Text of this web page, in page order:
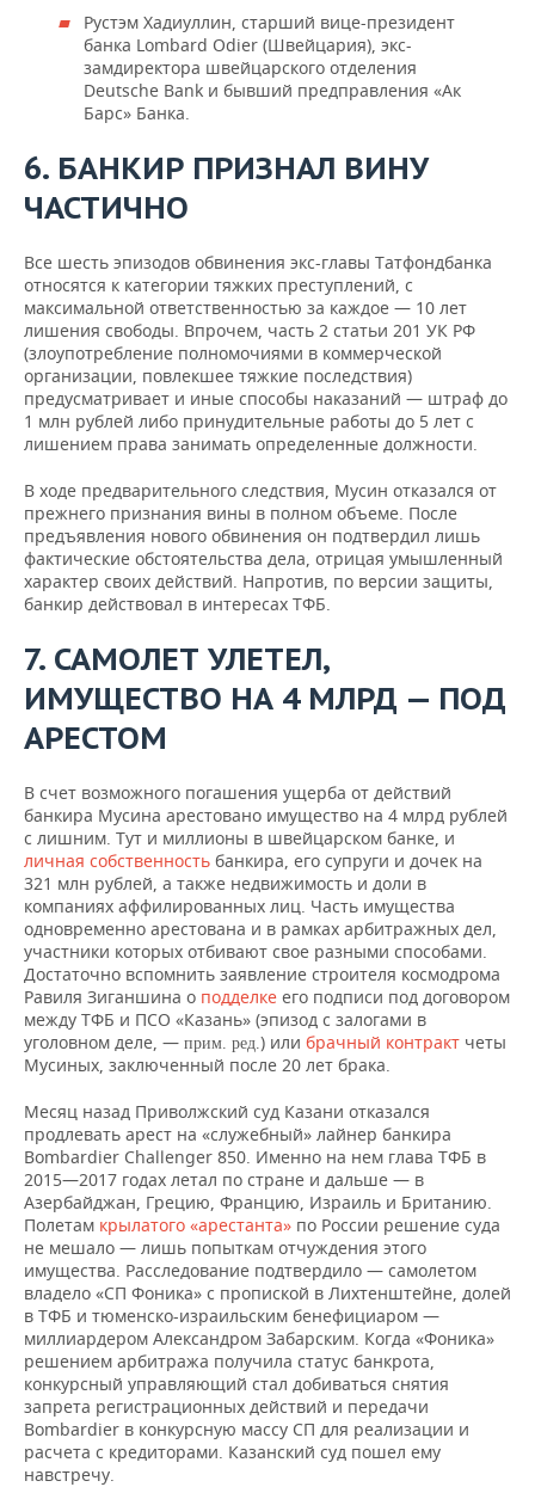
Рустэм Хадиуллин, старший вице-президент
банка Lombard Odier (Швейцария), экс-
замдиректора швейцарского отделения
Deutsche Bank и бывший предправления «Ак
Барс» Банка.
6. БАНКИР ПРИЗНАЛ ВИНУ
ЧАСТИЧНО
Все шесть эпизодов обвинения экс-главы Татфондбанка
относятся к категории тяжких преступлений, с
максимальной ответственностью за каждое — 10 лет
лишения свободы. Впрочем, часть 2 статьи 201 УК РФ
(злоупотребление полномочиями в коммерческой
организации, повлекшее тяжкие последствия)
предусматривает и иные способы наказаний — штраф до
1 млн рублей либо принудительные работы до 5 лет с
лишением права занимать определенные должности.
В ходе предварительного следствия, Мусин отказался от
прежнего признания вины в полном объеме. После
предъявления нового обвинения он подтвердил лишь
фактические обстоятельства дела, отрицая умышленный
характер своих действий. Напротив, по версии защиты,
банкир действовал в интересах ТФБ.
7. САМОЛЕТ УЛЕТЕЛ,
ИМУЩЕСТВО НА 4 МЛРД — ПОД
АРЕСТОМ
В счет возможного погашения ущерба от действий
банкира Мусина арестовано имущество на 4 млрд рублей
с лишним. Тут и миллионы в швейцарском банке, и
личная собственность банкира, его супруги и дочек на
321 млн рублей, а также недвижимость и доли в
компаниях аффилированных лиц. Часть имущества
одновременно арестована и в рамках арбитражных дел,
участники которых отбивают свое разными способами.
Достаточно вспомнить заявление строителя космодрома
Равиля Зиганшина о подделке его подписи под договором
между ТФБ и ПСО «Казань» (эпизод с залогами в
уголовном деле, — прим. ред.) или брачный контракт четы
Мусиных, заключенный после 20 лет брака.
Месяц назад Приволжский суд Казани отказался
продлевать арест на «служебный» лайнер банкира
Bombardier Challenger 850. Именно на нем глава ТФБ в
2015—2017 годах летал по стране и дальше — в
Азербайджан, Грецию, Францию, Израиль и Британию.
Полетам крылатого «арестанта» по России решение суда
не мешало — лишь попыткам отчуждения этого
имущества. Расследование подтвердило — самолетом
владело «СП Фоника» с пропиской в Лихтенштейне, долей
в ТФБ и тюменско-израильским бенефициаром —
миллиардером Александром Забарским. Когда «Фоника»
решением арбитража получила статус банкрота,
конкурсный управляющий стал добиваться снятия
запрета регистрационных действий и передачи
Bombardier в конкурсную массу СП для реализации и
расчета с кредиторами. Казанский суд пошел ему
навстречу.